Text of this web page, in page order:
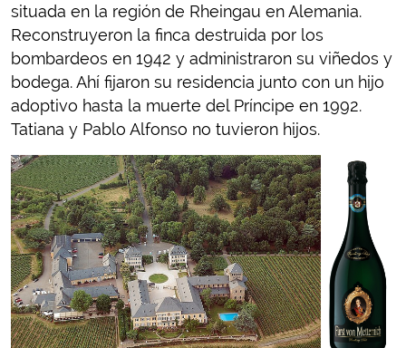
situada en la región de Rheingau en Alemania.
Reconstruyeron la finca destruida por los
bombardeos en 1942 y administraron su viñedos y
bodega. Ahí fijaron su residencia junto con un hijo
adoptivo hasta la muerte del Príncipe en 1992.
Tatiana y Pablo Alfonso no tuvieron hijos.